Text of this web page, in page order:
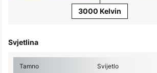
3000 Kelvin
Svjetlina
Tamno Svijetlo